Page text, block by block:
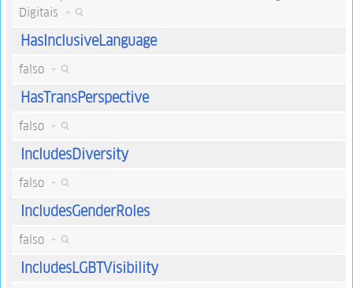
Digitais +
HasInclusiveLanguage
falso +
HasTransPerspective
falso +
IncludesDiversity
falso +
IncludesGenderRoles
falso +
IncludesLGBTVisibility